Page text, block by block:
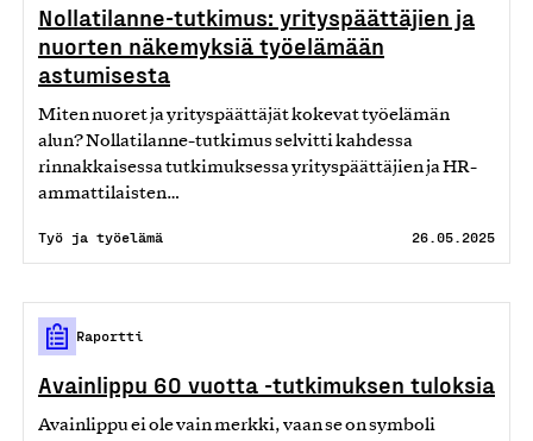
Nollatilanne-tutkimus: yrityspäättäjien ja
nuorten näkemyksiä työelämään
astumisesta
Miten nuoret ja yrityspäättäjät kokevat työelämän
alun? Nollatilanne-tutkimus selvitti kahdessa
rinnakkaisessa tutkimuksessa yrityspäättäjien ja HR-
ammattilaisten…
Työ ja työelämä 26.05.2025
Raportti
Avainlippu 60 vuotta -tutkimuksen tuloksia
Avainlippu ei ole vain merkki, vaan se on symboli